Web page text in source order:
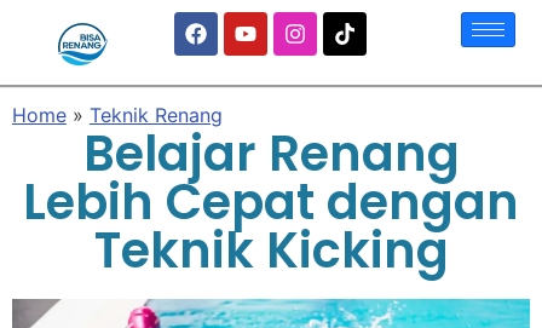
Home » Teknik Renang
Belajar Renang
Lebih Cepat dengan
Teknik Kicking